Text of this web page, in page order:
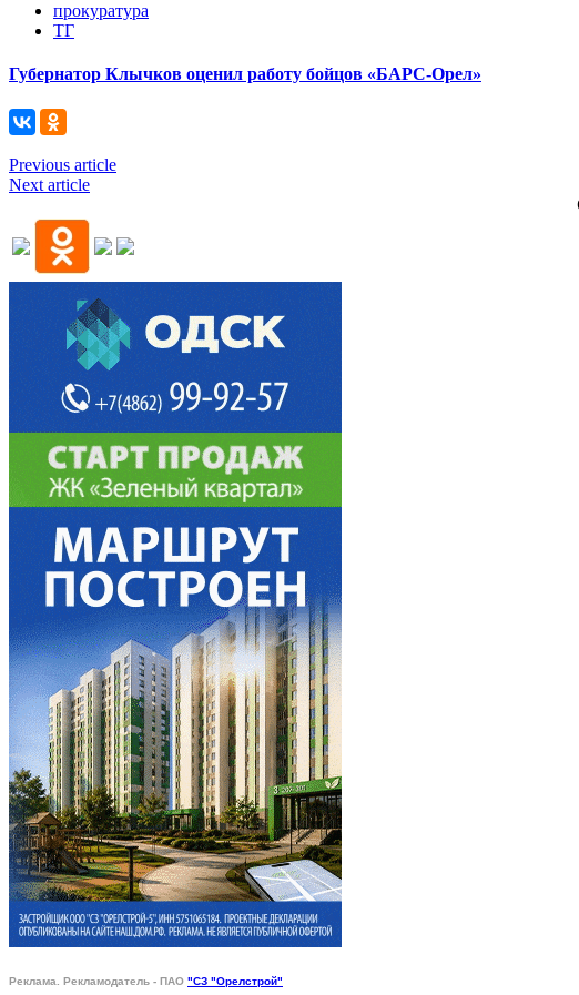
прокуратура
ТГ
Губернатор Клычков оценил работу бойцов «БАРС-Орел»
Previous article
Next article
Реклама. Рекламодатель - ПАО "СЗ "Орелстрой"